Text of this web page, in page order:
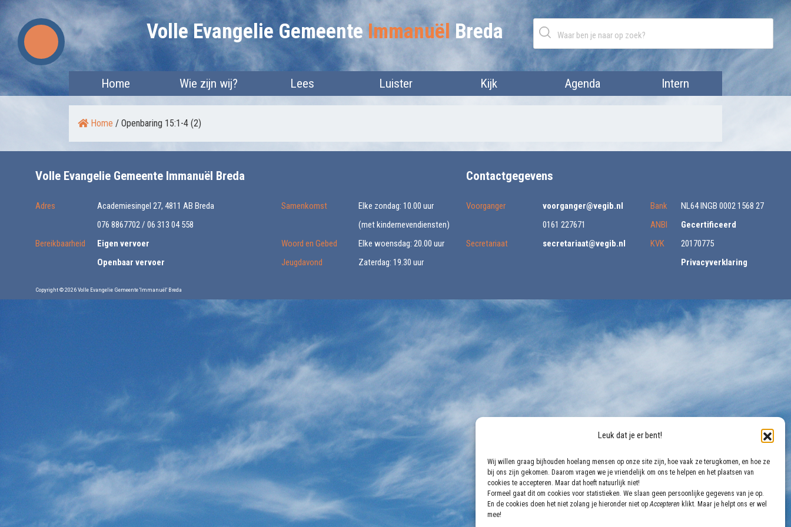
Leuk dat je er bent!
Wij willen graag bijhouden hoelang mensen op onze site zijn, hoe vaak ze terugkomen, en hoe ze
bij ons zijn gekomen. Daarom vragen we je vriendelijk om ons te helpen en het plaatsen van
cookies te accepteren. Maar dat hoeft natuurlijk niet!
Formeel gaat dit om cookies voor statistieken. We slaan geen persoonlijke gegevens van je op.
En de cookies doen het niet zolang je hieronder niet opAccepteren klikt. Maar je helpt ons er wel
mee!
Skip
to
content
Volle Evangelie Gemeente Immanuël Breda
Home Wie zijn wij? Lees Luister Kijk Agenda Intern
Home / Openbaring 15:1-4 (2)
Volle Evangelie Gemeente Immanuël Breda
Adres
Academiesingel 27, 4811 AB Breda
076 8867702 / 06 313 04 558
Bereikbaarheid
Eigen vervoer
Openbaar vervoer
Samenkomst
Elke zondag: 10.00 uur
(met kindernevendiensten)
Woord en Gebed
Elke woensdag: 20.00 uur
Jeugdavond
Zaterdag: 19.30 uur
Contactgegevens
Voorganger
voorganger@vegib.nl
0161 227671
Secretariaat
secretariaat@vegib.nl
Bank
NL64 INGB 0002 1568 27
ANBI
Gecertificeerd
KVK
20170775
Privacyverklaring
Copyright © 2026 Volle Evangelie Gemeente 'Immanuël' Breda